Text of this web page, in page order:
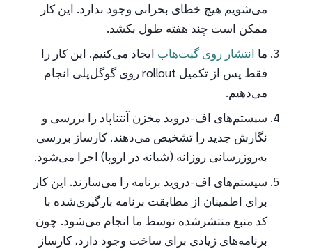
می‌شویم هیچ خطای بحرانی وجود ندارد. این کار
ممکن است چند هفته طول بکشد.
ما انتشار روی گیت‌هاب ایجاد می‌کنیم. این کار را
فقط پس از تکمیل rollout روی گوگل‌پلی انجام
می‌دهیم.
سیستم‌های اف-دروید مخزن آنتناپاد را بررسی و
نگارش جدید را تشخیص می‌دهند. کارساز بررسی
به‌روزرسانی روزانه (شبانه در اروپا) اجرا می‌شود.
سیستم‌های اف-دروید برنامه را می‌سازند. این کار
برای اطمینان از مطابقت برنامه بارگیری‌شده با
کد منبع منتشرشده توسط ما انجام می‌شود. چون
برنامه‌های زیادی برای ساخت وجود دارد، کارساز